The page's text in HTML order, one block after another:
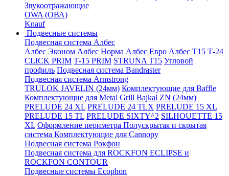
Звукоотражающие
OWA (ОВА)
Knauf
Подвесные системы
Подвесная система Албес
Албес Эконом Албес Норма Албес Евро Албес T15 Т-24
CLICK PRIM Т-15 PRIM STRUNA Т15 Угловой
профиль Подвесная система Bandraster
Подвесная система Armstrong
TRULOK JAVELIN (24мм) Комплектующие для Baffle
Комплектующие для Metal Grill Bajkal ZN (24мм)
PRELUDE 24 XL PRELUDE 24 TLX PRELUDE 15 XL
PRELUDE 15 TL PRELUDE SIXTY^2 SILHOUETTE 15
XL Оформление периметра Полускрытая и скрытая
система Комплектующие для Cannopy
Подвесная система Рокфон
Подвесная система для ROCKFON ECLIPSE и
ROCKFON CONTOUR
Подвесные системы Ecophon